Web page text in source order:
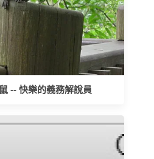
-- 快樂的義務解說員